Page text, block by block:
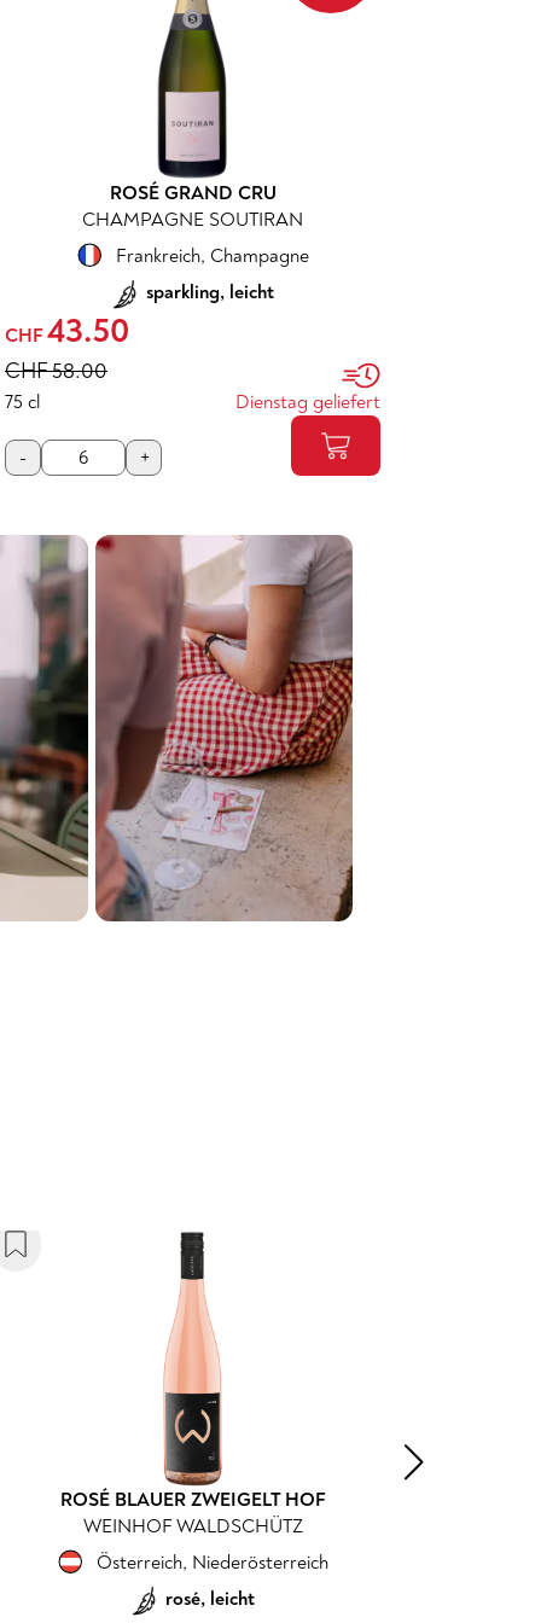
ROSÉ GRAND CRU
CHAMPAGNE SOUTIRAN
Frankreich, Champagne
sparkling, leicht
CHF 43.50
CHF58.00
75 cl Dienstag geliefert
- +
CUVÉE SEDUCTION ROSÉ
CHAMPAGNE BAUCHET
Frankreich,Champagne
sparkling, süsslich